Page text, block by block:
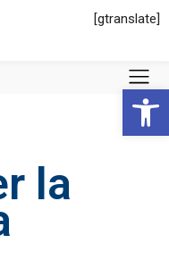
Abrir
[gtranslate]
la